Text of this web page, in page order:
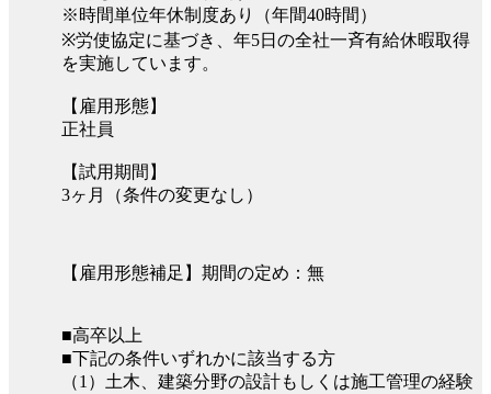
※時間単位年休制度あり（年間40時間）
※労使協定に基づき、年5日の全社一斉有給休暇取得
を実施しています。
【雇用形態】
正社員
【試用期間】
3ヶ月（条件の変更なし）
【雇用形態補足】期間の定め：無
■高卒以上
■下記の条件いずれかに該当する方
（1）土木、建築分野の設計もしくは施工管理の経験